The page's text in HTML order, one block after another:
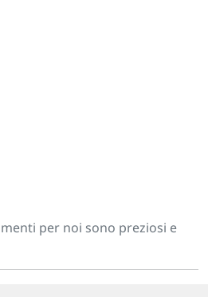
per noi sono preziosi e